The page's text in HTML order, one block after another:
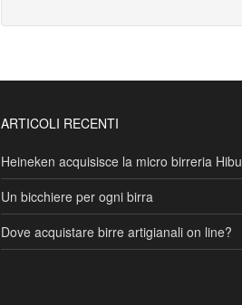
ARTICOLI RECENTI
Heineken acquisisce la micro birreria Hibu
Un bicchiere per ogni birra
Dove acquistare birre artigianali on line?